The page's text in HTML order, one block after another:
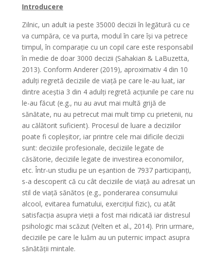
Introducere
Zilnic, un adult ia peste 35000 decizii în legătură cu ce
va cumpăra, ce va purta, modul în care își va petrece
timpul, în comparație cu un copil care este responsabil
în medie de doar 3000 decizii (Sahakian & LaBuzetta,
2013). Conform Anderer (2019), aproximativ 4 din 10
adulți regretă deciziile de viață pe care le-au luat, iar
dintre aceștia 3 din 4 adulți regretă acțiunile pe care nu
le-au făcut (e.g., nu au avut mai multă grijă de
sănătate, nu au petrecut mai mult timp cu prietenii, nu
au călătorit suficient). Procesul de luare a deciziilor
poate fi copleșitor, iar printre cele mai dificile decizii
sunt: deciziile profesionale, deciziile legate de
căsătorie, deciziile legate de investirea economiilor,
etc. Într-un studiu pe un eșantion de 7937 participanți,
s-a descoperit că cu cât deciziile de viață au adresat un
stil de viață sănătos (e.g., ponderarea consumului
alcool, evitarea fumatului, exercițiul fizic), cu atât
satisfacția asupra vieții a fost mai ridicată iar distresul
psihologic mai scăzut (Velten et al., 2014). Prin urmare,
deciziile pe care le luăm au un puternic impact asupra
sănătății mintale.